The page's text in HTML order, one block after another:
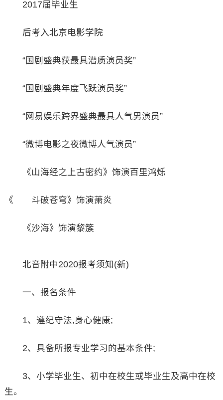
2017届毕业生
后考入北京电影学院
“国剧盛典获最具潜质演员奖”
“国剧盛典年度飞跃演员奖”
“网易娱乐跨界盛典最具人气男演员”
“微博电影之夜微博人气演员”
《山海经之上古密约》饰演百里鸿烁
《 斗破苍穹》饰演萧炎
《沙海》饰演黎簇
北音附中2020报考须知(新)
一、报名条件
1、遵纪守法,身心健康;
2、具备所报专业学习的基本条件;
3、小学毕业生、初中在校生或毕业生及高中在校
生。